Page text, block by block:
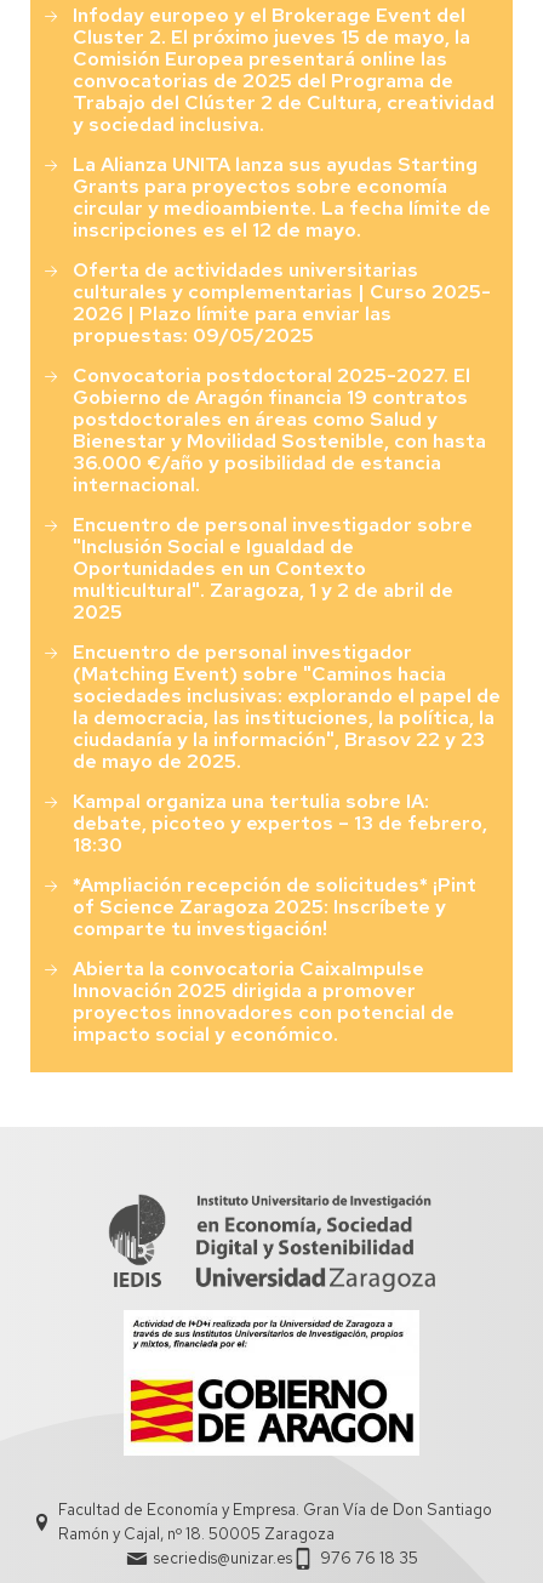
Infoday europeo y el Brokerage Event del
Cluster 2. El próximo jueves 15 de mayo, la
Comisión Europea presentará online las
convocatorias de 2025 del Programa de
Trabajo del Clúster 2 de Cultura, creatividad
y sociedad inclusiva.
La Alianza UNITA lanza sus ayudas Starting
Grants para proyectos sobre economía
circular y medioambiente. La fecha límite de
inscripciones es el 12 de mayo.
Oferta de actividades universitarias
culturales y complementarias | Curso 2025-
2026 | Plazo límite para enviar las
propuestas: 09/05/2025
Convocatoria postdoctoral 2025-2027. El
Gobierno de Aragón financia 19 contratos
postdoctorales en áreas como Salud y
Bienestar y Movilidad Sostenible, con hasta
36.000 €/año y posibilidad de estancia
internacional.
Encuentro de personal investigador sobre
"Inclusión Social e Igualdad de
Oportunidades en un Contexto
multicultural". Zaragoza, 1 y 2 de abril de
2025
Encuentro de personal investigador
(Matching Event) sobre "Caminos hacia
sociedades inclusivas: explorando el papel de
la democracia, las instituciones, la política, la
ciudadanía y la información", Brasov 22 y 23
de mayo de 2025.
Kampal organiza una tertulia sobre IA:
debate, picoteo y expertos – 13 de febrero,
18:30
*Ampliación recepción de solicitudes* ¡Pint
of Science Zaragoza 2025: Inscríbete y
comparte tu investigación!
Abierta la convocatoria CaixaImpulse
Innovación 2025 dirigida a promover
proyectos innovadores con potencial de
impacto social y económico.
Facultad de Economía y Empresa. Gran Vía de Don Santiago
Ramón y Cajal, nº 18. 50005 Zaragoza
secriedis@unizar.es
976 76 18 35